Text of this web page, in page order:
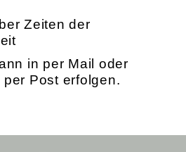
Zeiten der
in per Mail oder
Post erfolgen.